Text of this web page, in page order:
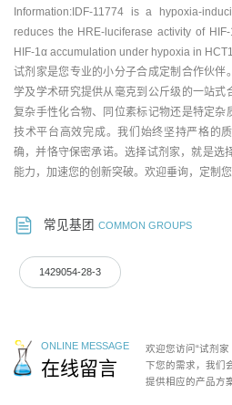
Information:IDF-11774 is a hypoxia-
reduces the HRE-luciferase activity of
HIF-1α accumulation under hypoxia in
试剂家是您专业的小分子合成定制合作伙伴
学及学术研究提供从毫克到公斤级的一站式
复杂手性化合物、同位素标记物还是特定杂
技术平台高效完成。我们始终坚持严格的
确，并恪守保密承诺。选择试剂家，就是选
能力，加速您的创新突破。欢迎垂询，定制您
常见基团 COMMON GROUPS
1429054-28-3
ONLINE MESSAGE
在线留言
欢迎您访问“试剂
下您的需求，我们
提供相应的产品方